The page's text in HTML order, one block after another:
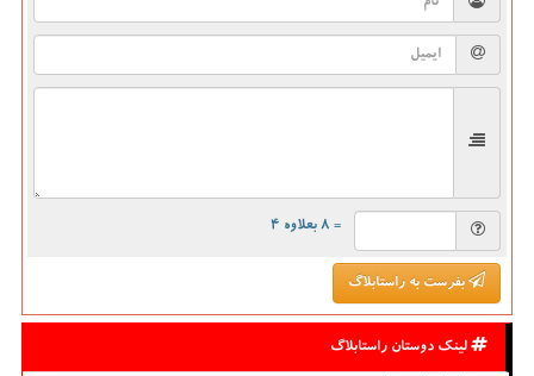
= ۸ بعلاوه ۴
بفرست به راستابلاگ
لینک دوستان راستابلاگ